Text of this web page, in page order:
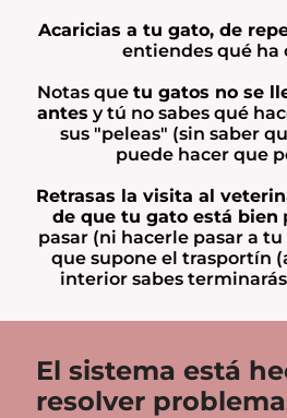
Acaricias a tu gato, de
entiendes qué ha
Notas que tu gatos no se
antes y tú no sabes qué
sus "peleas" (sin saber
puede hacer que
Retrasas la visita al
de que tu gato está bien
pasar (ni hacerle pasar a
que supone el trasportín
interior sabes
El sistema está
resolver